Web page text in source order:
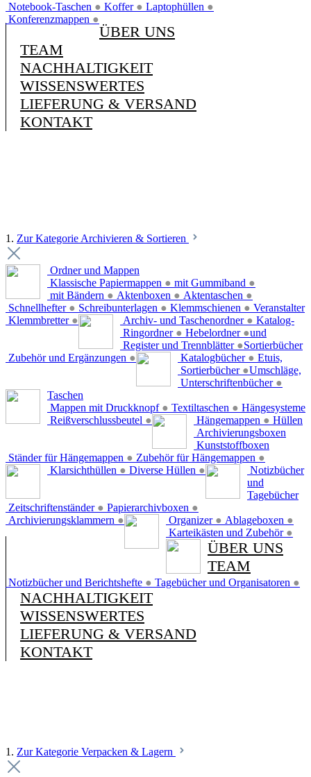
Notebook-Taschen ● Koffer ● Laptophüllen ●
Konferenzmappen ●
ÜBER UNS
TEAM
NACHHALTIGKEIT
WISSENSWERTES
LIEFERUNG & VERSAND
KONTAKT
1. Zur Kategorie Archivieren & Sortieren
Ordner und Mappen
Klassische Papiermappen ● mit Gummiband ●
mit Bändern ● Aktenboxen ● Aktentaschen ●
Schnellhefter ● Schreibunterlagen ● Klemmschienen ●
Klemmbretter ●
Veranstalter
Archiv- und Taschenordner ●
Ringordner ● Hebelordner ●
Register und Trennblätter ●
Zubehör und Ergänzungen ●
Katalog-
und
Sortierbücher
Katalogbücher ●
Sortierbücher ●
Unterschriftenbücher ●
Etuis,
Umschläge,
Taschen
Mappen mit Druckknopf ● Textiltaschen ●
Reißverschlussbeutel ●
Hängesysteme
Hängemappen ●
Ständer für Hängemappen ● Zubehör für Hängemappen ●
Hüllen
Klarsichthüllen ● Diverse Hüllen ●
Archivierungsboxen
Zeitschriftenständer ● Papierarchivboxen ●
Archivierungsklammern ●
Kunststoffboxen
Organizer ● Ablageboxen ●
Karteikästen und Zubehör ●
Notizbücher
und
Tagebücher
Notizbücher und Berichtshefte ● Tagebücher und Organisatoren ●
ÜBER UNS
TEAM
NACHHALTIGKEIT
WISSENSWERTES
LIEFERUNG & VERSAND
KONTAKT
1. Zur Kategorie Verpacken & Lagern